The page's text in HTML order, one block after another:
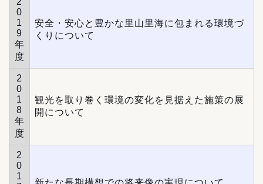
0
1
9
年
度
安全・安心と豊かな里山里海に包まれる環境づ
くりについて
2
0
1
8
年
度
観光を取り巻く環境の変化を見据えた施策の展
開について
2
0
1